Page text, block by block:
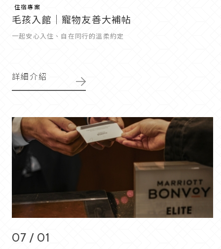
住宿專案
毛孩入館｜寵物友善大補帖
一起安心入住、自在同行的溫柔約定
詳細介紹
07 / 01